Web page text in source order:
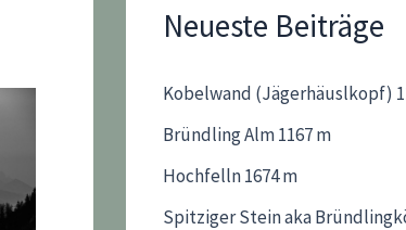
Neueste Beiträge
Kobelwand (Jägerhäuslkopf)
Bründling Alm 1167 m
Hochfelln 1674 m
Spitziger Stein aka